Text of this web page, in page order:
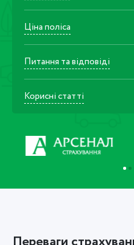
Ціна поліса
Питання та відповіді
Корисні статті